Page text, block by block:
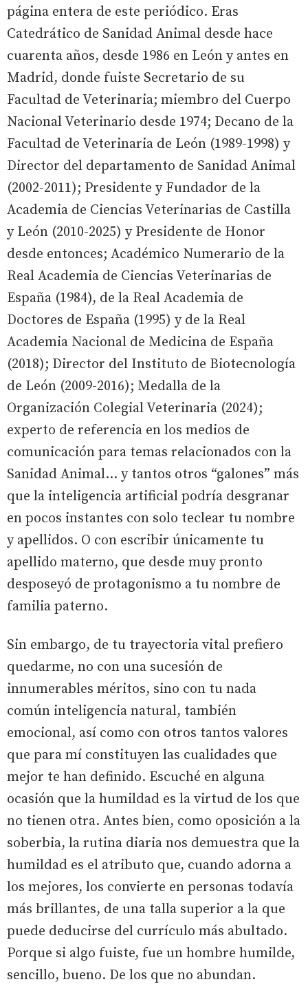
página entera de este periódico. Eras
Catedrático de Sanidad Animal desde hace
cuarenta años, desde 1986 en León y antes en
Madrid, donde fuiste Secretario de su
Facultad de Veterinaria; miembro del Cuerpo
Nacional Veterinario desde 1974; Decano de la
Facultad de Veterinaria de León (1989-1998) y
Director del departamento de Sanidad Animal
(2002-2011); Presidente y Fundador de la
Academia de Ciencias Veterinarias de Castilla
y León (2010-2025) y Presidente de Honor
desde entonces; Académico Numerario de la
Real Academia de Ciencias Veterinarias de
España (1984), de la Real Academia de
Doctores de España (1995) y de la Real
Academia Nacional de Medicina de España
(2018); Director del Instituto de Biotecnología
de León (2009-2016); Medalla de la
Organización Colegial Veterinaria (2024);
experto de referencia en los medios de
comunicación para temas relacionados con la
Sanidad Animal… y tantos otros “galones” más
que la inteligencia artificial podría desgranar
en pocos instantes con solo teclear tu nombre
y apellidos. O con escribir únicamente tu
apellido materno, que desde muy pronto
desposeyó de protagonismo a tu nombre de
familia paterno.
Sin embargo, de tu trayectoria vital prefiero
quedarme, no con una sucesión de
innumerables méritos, sino con tu nada
común inteligencia natural, también
emocional, así como con otros tantos valores
que para mí constituyen las cualidades que
mejor te han definido. Escuché en alguna
ocasión que la humildad es la virtud de los que
no tienen otra. Antes bien, como oposición a la
soberbia, la rutina diaria nos demuestra que la
humildad es el atributo que, cuando adorna a
los mejores, los convierte en personas todavía
más brillantes, de una talla superior a la que
puede deducirse del currículo más abultado.
Porque si algo fuiste, fue un hombre humilde,
sencillo, bueno. De los que no abundan.